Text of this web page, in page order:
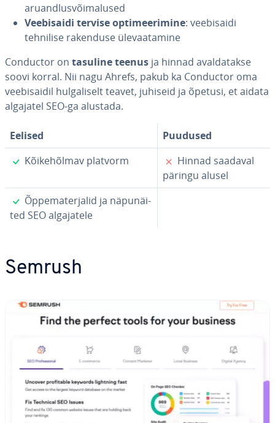
aru­and­lus­või­ma­lu­sed
Vee­bi­saidi tervise op­ti­mee­ri­mine: vee­bi­saidi
tehnilise rakenduse üle­vaa­ta­mine
Conductor on tasuline teenus ja hinnad aval­da­takse
soovi korral. Nii nagu Ahrefs, pakub ka Conductor oma
vee­bi­sai­dil hul­ga­li­selt teavet, juhiseid ja õpetusi, et aidata
algajatel SEO-ga alustada.
Eelised
Puudused
✓
Kõi­ke­hõl­mav platvorm ✗
Hinnad saadaval
päringu alusel
✓
Õp­pe­ma­ter­ja­lid ja nä­pu­näi­
ted SEO al­ga­ja­tele
Semrush